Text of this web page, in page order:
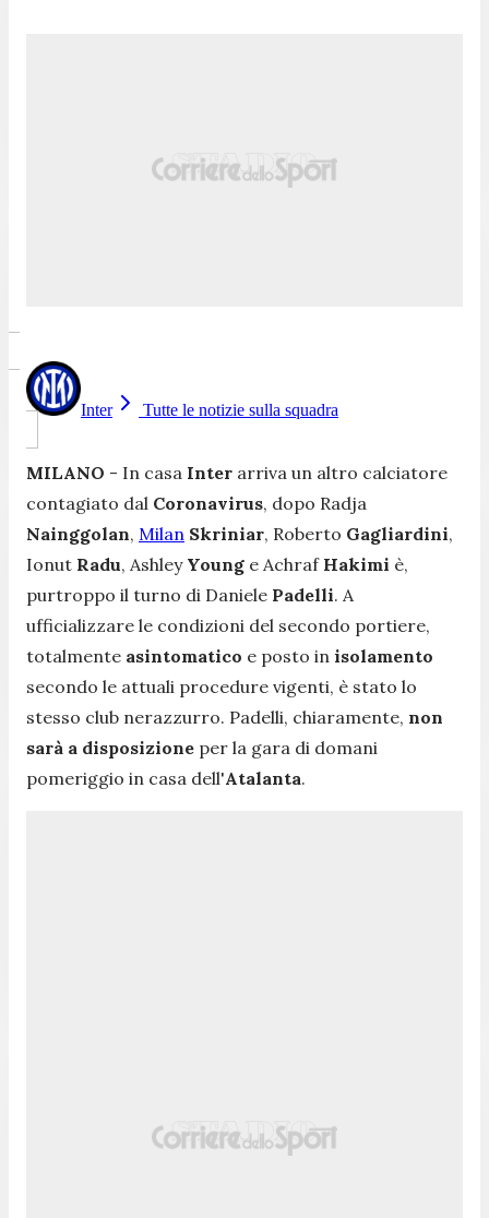
Inter Tutte le notizie sulla squadra
MILANO - In casa Inter arriva un altro calciatore
contagiato dal Coronavirus, dopo Radja
Nainggolan, Milan Skriniar, Roberto Gagliardini,
Ionut Radu, Ashley Young e Achraf Hakimi è,
purtroppo il turno di Daniele Padelli. A
ufficializzare le condizioni del secondo portiere,
totalmente asintomatico e posto in isolamento
secondo le attuali procedure vigenti, è stato lo
stesso club nerazzurro. Padelli, chiaramente, non
sarà a disposizione per la gara di domani
pomeriggio in casa dell'Atalanta.